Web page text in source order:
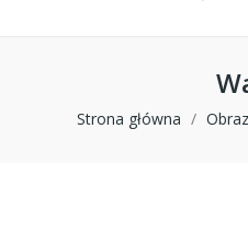
Strona główna